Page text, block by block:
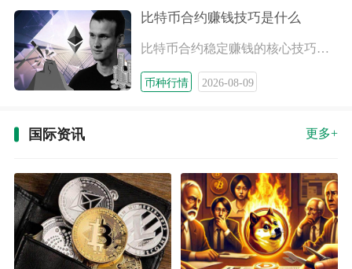
比特币合约赚钱技巧是什么
比特币合约稳定赚钱的核心技巧是搭建完整风控体系，配合顺势交易
币种行情 2026-08-09
国际资讯 更多+